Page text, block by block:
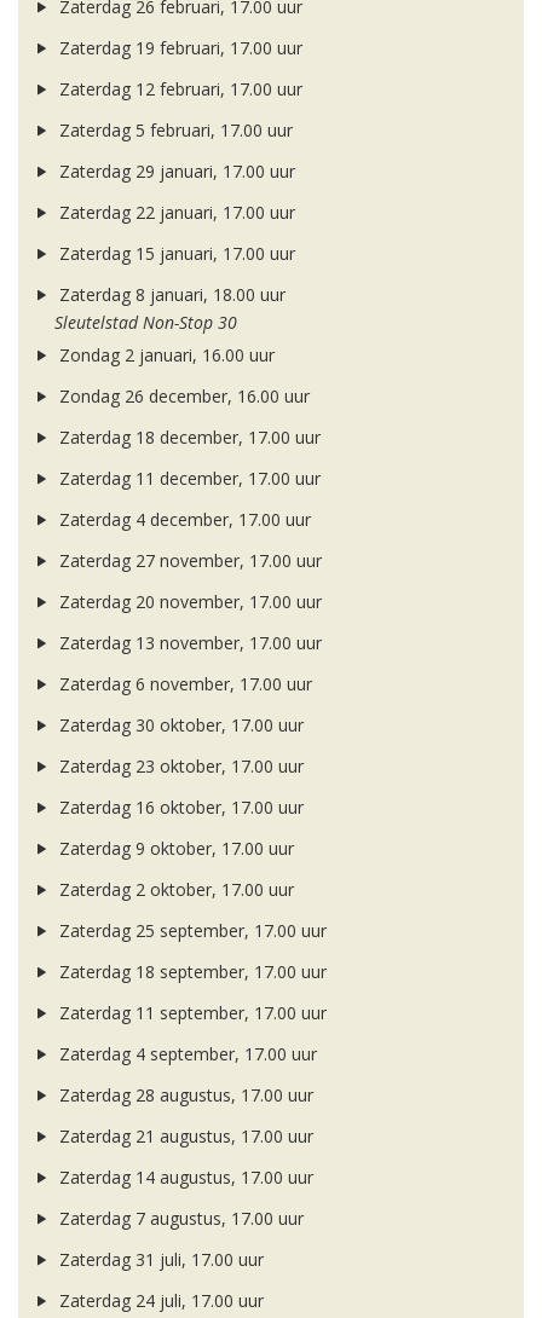
Zaterdag 26 februari, 17.00 uur
Zaterdag 19 februari, 17.00 uur
Zaterdag 12 februari, 17.00 uur
Zaterdag 5 februari, 17.00 uur
Zaterdag 29 januari, 17.00 uur
Zaterdag 22 januari, 17.00 uur
Zaterdag 15 januari, 17.00 uur
Zaterdag 8 januari, 18.00 uur
Sleutelstad Non-Stop 30
Zondag 2 januari, 16.00 uur
Zondag 26 december, 16.00 uur
Zaterdag 18 december, 17.00 uur
Zaterdag 11 december, 17.00 uur
Zaterdag 4 december, 17.00 uur
Zaterdag 27 november, 17.00 uur
Zaterdag 20 november, 17.00 uur
Zaterdag 13 november, 17.00 uur
Zaterdag 6 november, 17.00 uur
Zaterdag 30 oktober, 17.00 uur
Zaterdag 23 oktober, 17.00 uur
Zaterdag 16 oktober, 17.00 uur
Zaterdag 9 oktober, 17.00 uur
Zaterdag 2 oktober, 17.00 uur
Zaterdag 25 september, 17.00 uur
Zaterdag 18 september, 17.00 uur
Zaterdag 11 september, 17.00 uur
Zaterdag 4 september, 17.00 uur
Zaterdag 28 augustus, 17.00 uur
Zaterdag 21 augustus, 17.00 uur
Zaterdag 14 augustus, 17.00 uur
Zaterdag 7 augustus, 17.00 uur
Zaterdag 31 juli, 17.00 uur
Zaterdag 24 juli, 17.00 uur